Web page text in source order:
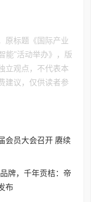
原标题《国际产业
能"活动举办》，版
立观点，不代表本
建议，仅供读者参
会员大会召开 赓续
牌，千年贡桔：帝
布